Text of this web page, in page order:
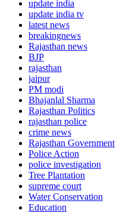
update india
update india tv
latest news
breakingnews
Rajasthan news
BJP
rajasthan
jaipur
PM modi
Bhajanlal Sharma
Rajasthan Politics
rajasthan police
crime news
Rajasthan Government
Police Action
police investigation
Tree Plantation
supreme court
Water Conservation
Education